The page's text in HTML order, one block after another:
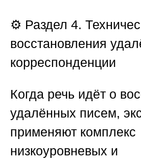
⚙️ Раздел 4.
восстановления
корреспонденции
Когда речь идёт о
удалённых писем,
применяют комплекс
низкоуровневых и